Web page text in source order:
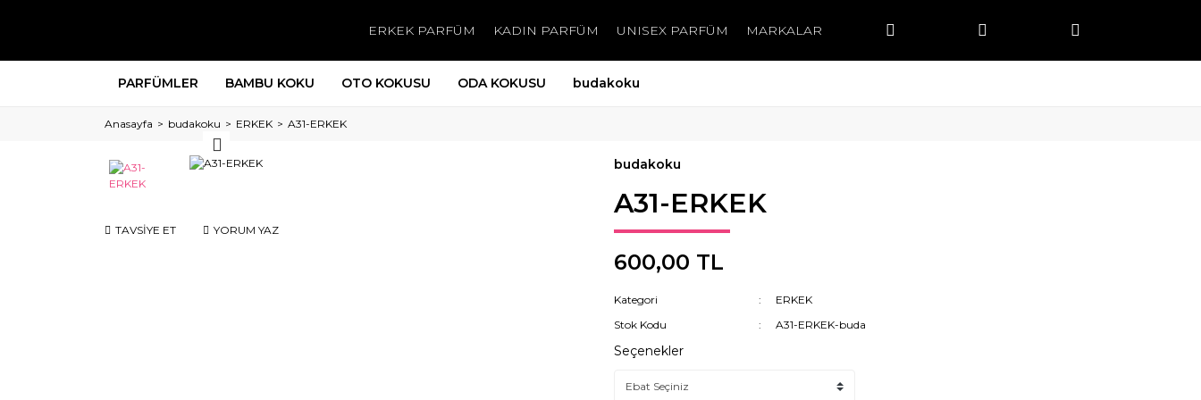
ERKEK PARFÜM KADIN PARFÜM UNISEX PARFÜM MARKALAR
PARFÜMLER BAMBU KOKU OTO KOKUSU ODA KOKUSU budakoku
Anasayfa budakoku ERKEK A31-ERKEK
TAVSİYE ET YORUM YAZ
budakoku
A31-ERKEK
600,00 TL
Kategori
ERKEK
Stok Kodu
A31-ERKEK-buda
Seçenekler